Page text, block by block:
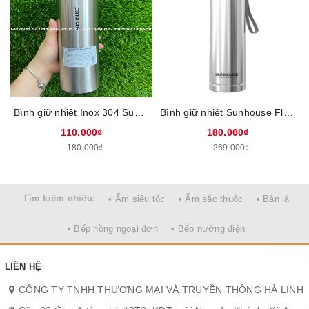
dễ dàng đổ nước, cho trà, hoặc đá viên vào bình mà không lo
tràn ra ngoài. Ngoài ra, miệng ấm lớn còn cho phép vệ sinh bên
trong dễ dàng bằng tay hoặc cọ, không bám cặn, không lưu mùi,
đảm bảo sạch sẽ trong suốt quá trình sử dụng.
Thân 2 lớp cách nhiệt - Lòng bình INOX 304 cao cấp
110.000₫
180.000₫
180.000₫
269.000₫
Tìm kiếm nhiều: • Ấm siêu tốc • Ấm sắc thuốc • Bàn là
• Bếp hồng ngoại đơn • Bếp nướng điện
LIÊN HỆ
CÔNG TY TNHH THƯƠNG MẠI VÀ TRUYỀN THÔNG HÀ LINH